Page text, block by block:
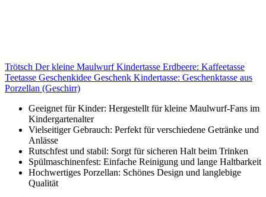
Trötsch Der kleine Maulwurf Kindertasse Erdbeere: Kaffeetasse
Teetasse Geschenkidee Geschenk Kindertasse: Geschenktasse aus
Porzellan (Geschirr)
Geeignet für Kinder: Hergestellt für kleine Maulwurf-Fans im
Kindergartenalter
Vielseitiger Gebrauch: Perfekt für verschiedene Getränke und
Anlässe
Rutschfest und stabil: Sorgt für sicheren Halt beim Trinken
Spülmaschinenfest: Einfache Reinigung und lange Haltbarkeit
Hochwertiges Porzellan: Schönes Design und langlebige
Qualität